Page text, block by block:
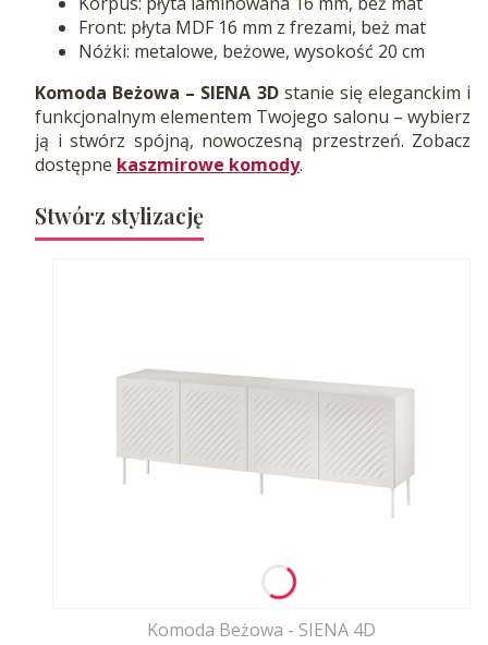
Front: płyta MDF 16 mm z frezami, beż mat
Nóżki: metalowe, beżowe, wysokość 20 cm
Komoda Beżowa – SIENA 3Dstanie się eleganckim i
funkcjonalnym elementem Twojego salonu – wybierz
ją i stwórz spójną, nowoczesną przestrzeń. Zobacz
dostępne kaszmirowe komody.
Stwórz stylizację
Komoda Beżowa - SIENA 4D